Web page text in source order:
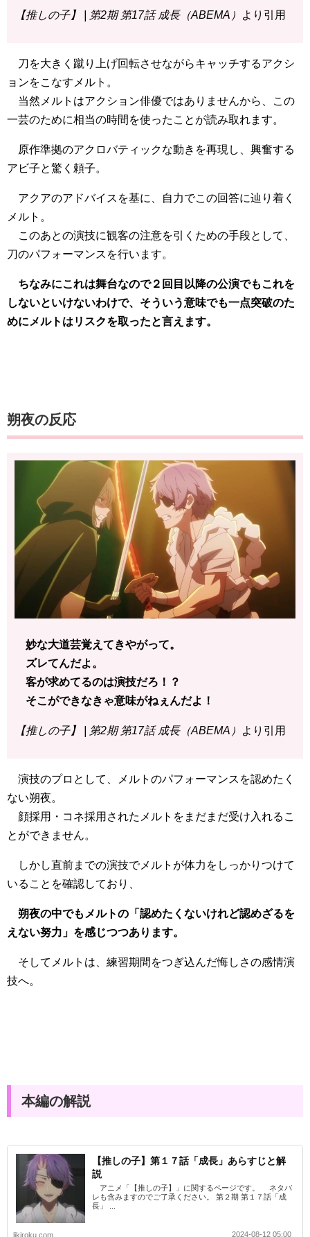
【推しの子】 | 第2期 第17話 成長（ABEMA） より引用
刀を大きく蹴り上げ回転させながらキャッチするアクシ
ョンをこなすメルト。
当然メルトはアクション俳優ではありませんから、この
一芸のために相当の時間を使ったことが読み取れます。
原作準拠のアクロバティックな動きを再現し、興奮する
アビ子と驚く頼子。
アクアのアドバイスを基に、自力でこの回答に辿り着く
メルト。
このあとの演技に観客の注意を引くための手段として、
刀のパフォーマンスを行います。
ちなみにこれは舞台なので２回目以降の公演でもこれを
しないといけないわけで、そういう意味でも一点突破のた
めにメルトはリスクを取ったと言えます。
朔夜の反応
妙な大道芸覚えてきやがって。
ズレてんだよ。
客が求めてるのは演技だろ！？
そこができなきゃ意味がねぇんだよ！
【推しの子】 | 第2期 第17話 成長（ABEMA） より引用
演技のプロとして、メルトのパフォーマンスを認めたく
ない朔夜。
顔採用・コネ採用されたメルトをまだまだ受け入れるこ
とができません。
しかし直前までの演技でメルトが体力をしっかりつけて
いることを確認しており、
朔夜の中でもメルトの「認めたくないけれど認めざるを
えない努力」を感じつつあります。
そしてメルトは、練習期間をつぎ込んだ悔しさの感情演
技へ。
本編の解説
【推しの子】第１７話「成長」あらすじと解
説
アニメ「【推しの子】」に関するページです。 ネタバ
レも含みますのでご了承ください。 第２期 第１７話「成
長」 ...
likiroku.com 2024-08-12 05:00